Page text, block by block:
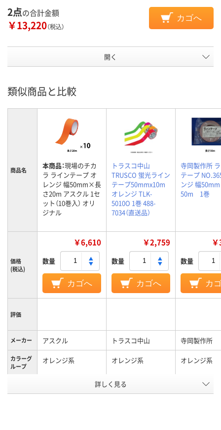
2点の合計金額
￥13,220（税込）
カゴへ
開く
類似商品と比較
商品名 本商品：現場のチカ
ラ ラインテープ オ
レンジ 幅50mm×長
さ20m アスクル 1セ
ット（10巻入） オリ
ジナル
トラスコ中山
TRUSCO 蛍光ライン
テープ50mmx10m
オレンジ TLK-
5010O 1巻 488-
7034（直送品）
寺岡製作所
テープ
ンジ 幅
50m 1巻
価格
(税込)
￥6,610
数量
カゴへ
￥2,759
数量
カゴへ
数量
カ
評価
メーカー アスクル トラスコ中山 寺岡製作所
カラーグ
ループ
オレンジ系 オレンジ系 オレンジ系
50mm、50ｍ
詳しく見る